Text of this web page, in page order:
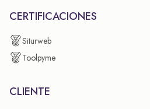
CERTIFICACIONES
Siturweb
Toolpyme
CLIENTE